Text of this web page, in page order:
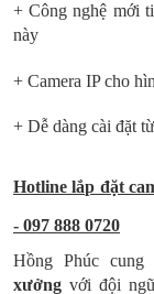
+ Công nghệ mới
này
+ Camera IP cho
+ Dễ dàng cài đặt
Hotline lắp đặt
- 097 888 0720
Hồng Phúc cung
xưởng với đội